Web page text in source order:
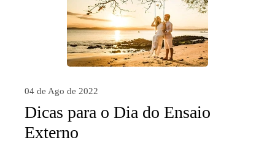
04 de Ago de 2022
Dicas para o Dia do Ensaio
Externo